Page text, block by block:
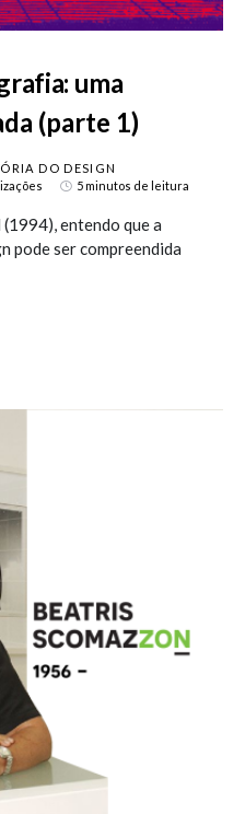
uma
(parte 1)
DO DESIGN
5 minutos de leitura
entendo que a
pode ser compreendida